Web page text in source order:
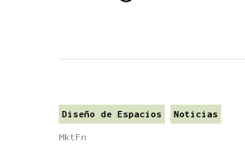
Diseño de Espacios Noticias
MktFn